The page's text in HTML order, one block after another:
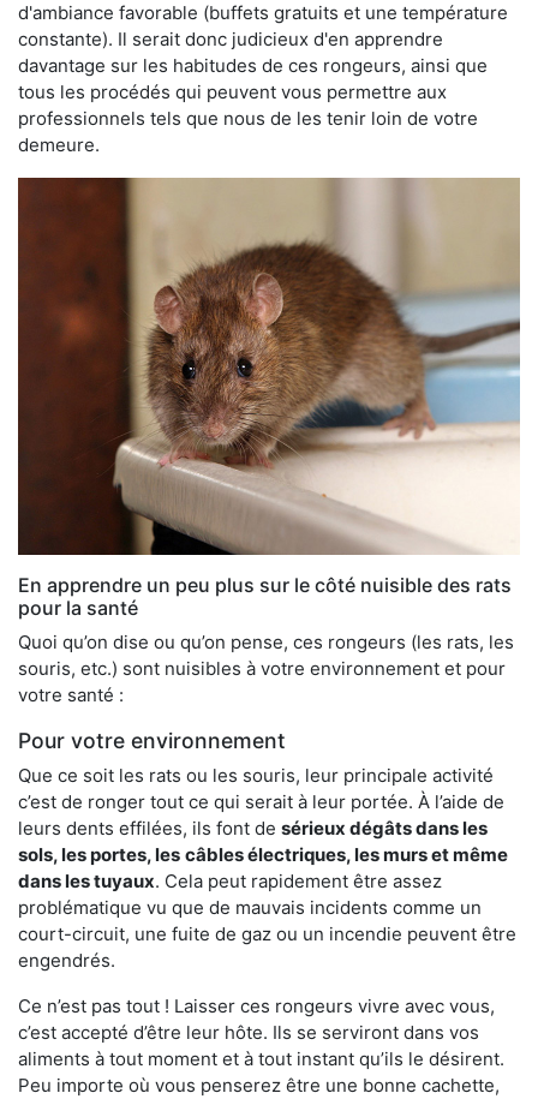
d'ambiance favorable (buffets gratuits et une température
constante). Il serait donc judicieux d'en apprendre
davantage sur les habitudes de ces rongeurs, ainsi que
tous les procédés qui peuvent vous permettre aux
professionnels tels que nous de les tenir loin de votre
demeure.
En apprendre un peu plus sur le côté nuisible des rats
pour la santé
Quoi qu’on dise ou qu’on pense, ces rongeurs (les rats, les
souris, etc.) sont nuisibles à votre environnement et pour
votre santé :
Pour votre environnement
Que ce soit les rats ou les souris, leur principale activité
c’est de ronger tout ce qui serait à leur portée. À l’aide de
leurs dents effilées, ils font de sérieux dégâts dans les
sols, les portes, les câbles électriques, les murs et même
dans les tuyaux. Cela peut rapidement être assez
problématique vu que de mauvais incidents comme un
court-circuit, une fuite de gaz ou un incendie peuvent être
engendrés.
Ce n’est pas tout ! Laisser ces rongeurs vivre avec vous,
c’est accepté d’être leur hôte. Ils se serviront dans vos
aliments à tout moment et à tout instant qu’ils le désirent.
Peu importe où vous penserez être une bonne cachette,